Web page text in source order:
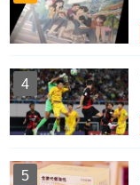
4
5